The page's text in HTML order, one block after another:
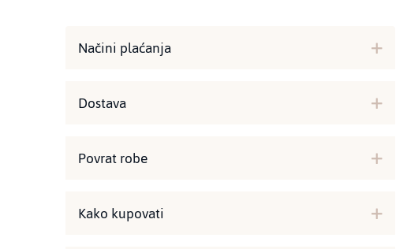
Načini plaćanja
Dostava
Povrat robe
Kako kupovati